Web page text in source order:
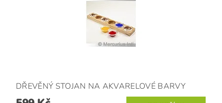
DŘEVĚNÝ STOJAN NA AKVARELOVÉ BARVY